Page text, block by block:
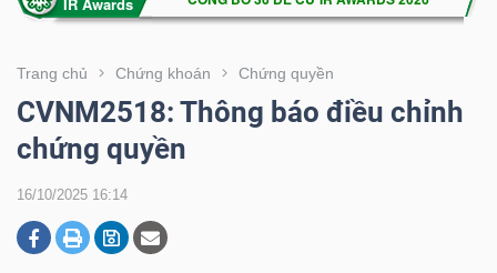
Trang chủ Chứng khoán Chứng quyền
CVNM2518: Thông báo điều chỉnh
chứng quyền
16/10/2025 16:14
VIETSTOCK
CHỨNG